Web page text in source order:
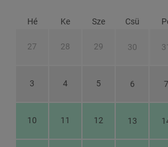
Hé
Ke Sze Csü
27 28 29 30
3 4 5 6 7
10 11 12 13